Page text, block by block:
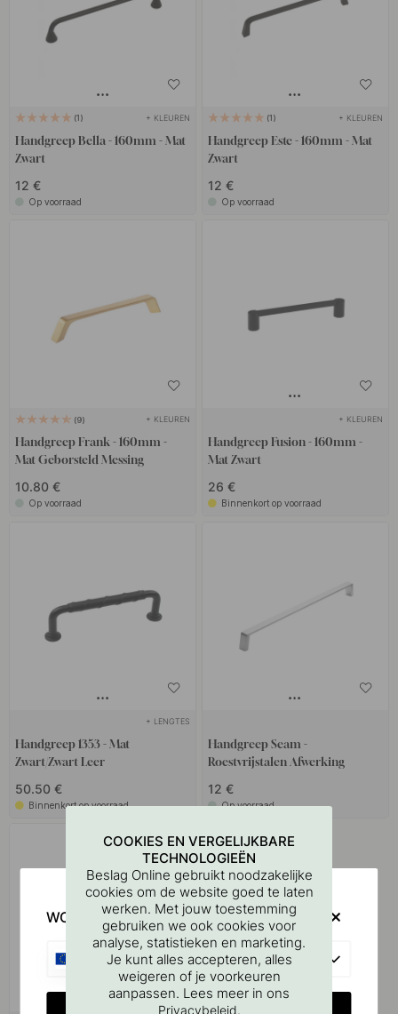
1 + KLEUREN
Handgreep Bella - 160mm - Mat
Zwart
12 €
Op voorraad
1 + KLEUREN
Handgreep Este - 160mm - Mat
Zwart
12 €
Op voorraad
9 + KLEUREN
Handgreep Frank - 160mm -
Mat Geborsteld Messing
10.80 €
Op voorraad
+ KLEUREN
Handgreep Fusion - 160mm -
Mat Zwart
26 €
Binnenkort op voorraad
+ LENGTES
Handgreep 1353 - Mat
Zwart/Zwart Leer
50.50 €
Binnenkort op voorraad
Handgreep Seam -
Roestvrijstalen Afwerking
12 €
Op voorraad
COOKIES EN VERGELIJKBARE
TECHNOLOGIEËN
Beslag Online gebruikt noodzakelijke
cookies om de website goed te laten
werken. Met jouw toestemming
gebruiken we ook cookies voor
analyse, statistieken en marketing.
Je kunt alles accepteren, alles
weigeren of je voorkeuren
aanpassen. Lees meer in ons
Privacybeleid.
WOULD YOU RATHER VISIT?
CHANGE COUNTRY